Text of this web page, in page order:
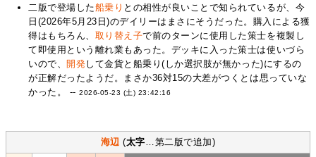
二版で登場した船乗り との相性が良いことで知られているが、今
日(2026年5月23日)のデイリーはまさにそうだった。購入による獲
得はもちろん、 取り替え子で前のターンに使用した策士を複製し
て即使用という離れ業もあった。デッキに入った策士は使いづら
いので、 開発して金貨と船乗り(しか選択肢が無かった)にするの
が正解だったようだ。まさか36対15の大差がつくとは思っていな
かった。 --2026-05-23 (土) 23:42:16
海辺 (太字 …第二版で追加)